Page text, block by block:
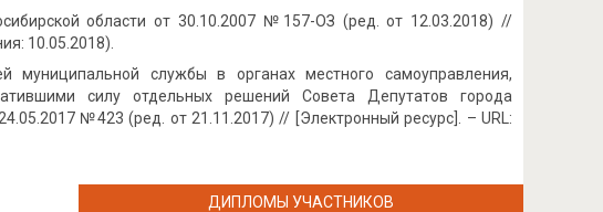
области от 30.10.2007 №157-ОЗ (ред. от 12.03.2018) //
10.05.2018).
службы в органах местного самоуправления,
силу отдельных решений Совета Депутатов города
№423 (ред. от 21.11.2017) // [Электронный ресурс]. – URL:
ДИПЛОМЫ УЧАСТНИКОВ